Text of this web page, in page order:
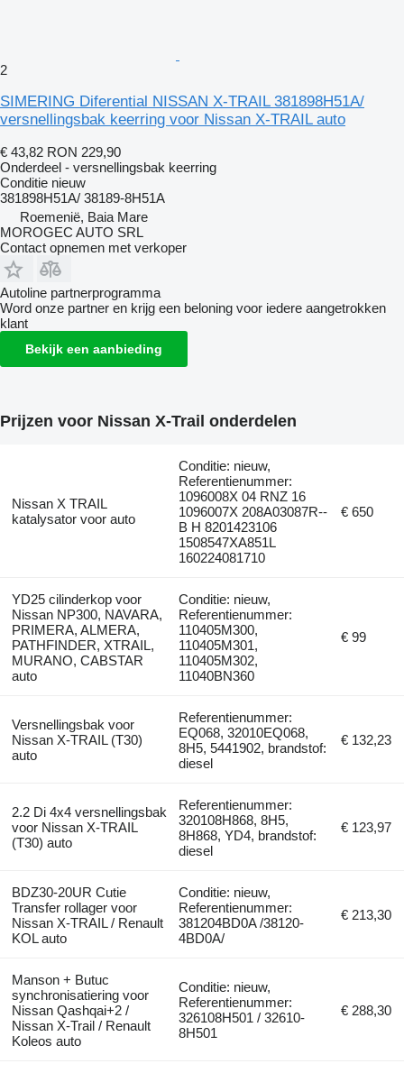
2
SIMERING Diferential NISSAN X-TRAIL 381898H51A/
versnellingsbak keerring voor Nissan X-TRAIL auto
€ 43,82 RON 229,90
Onderdeel - versnellingsbak keerring
Conditie nieuw
381898H51A/ 38189-8H51A
Roemenië, Baia Mare
MOROGEC AUTO SRL
Contact opnemen met verkoper
Autoline partnerprogramma
Word onze partner en krijg een beloning voor iedere aangetrokken
klant
Bekijk een aanbieding
Prijzen voor Nissan X-Trail onderdelen
Nissan X TRAIL
katalysator voor auto
Conditie: nieuw,
Referentienummer:
1096008X 04 RNZ 16
1096007X 208A03087R--
B H 8201423106
1508547XA851L
160224081710
€ 650
YD25 cilinderkop voor
Nissan NP300, NAVARA,
PRIMERA, ALMERA,
PATHFINDER, XTRAIL,
MURANO, CABSTAR
auto
Conditie: nieuw,
Referentienummer:
110405M300,
110405M301,
110405M302,
11040BN360
€ 99
Versnellingsbak voor
Nissan X-TRAIL (T30)
auto
Referentienummer:
EQ068, 32010EQ068,
8H5, 5441902, brandstof:
diesel
€ 132,23
2.2 Di 4x4 versnellingsbak
voor Nissan X-TRAIL
(T30) auto
Referentienummer:
320108H868, 8H5,
8H868, YD4, brandstof:
diesel
€ 123,97
BDZ30-20UR Cutie
Transfer rollager voor
Nissan X-TRAIL / Renault
KOL auto
Conditie: nieuw,
Referentienummer:
381204BD0A /38120-
4BD0A/
€ 213,30
Manson + Butuc
synchronisatiering voor
Nissan Qashqai+2 /
Nissan X-Trail / Renault
Koleos auto
Conditie: nieuw,
Referentienummer:
326108H501 / 32610-
8H501
€ 288,30